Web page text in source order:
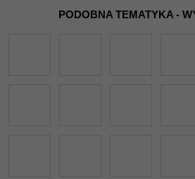
PODOBNA TEMATYKA -